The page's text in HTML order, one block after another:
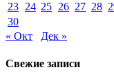
23 24 25 26 27 28
30
« Окт
Дек »
Свежие записи